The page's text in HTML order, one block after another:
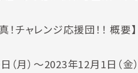
！チャレンジ応援団！！ 概要】
（月）～2023年12月1